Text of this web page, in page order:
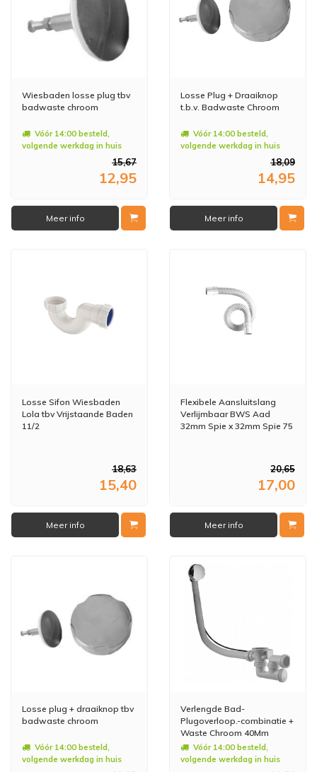
Wiesbaden losse plug tbv
badwaste chroom
Vóór 14:00 besteld,
volgende werkdag in huis
15,67
12,95
Meer info
Losse Plug + Draaiknop
t.b.v. Badwaste Chroom
Vóór 14:00 besteld,
volgende werkdag in huis
18,09
14,95
Meer info
Losse Sifon Wiesbaden
Lola tbv Vrijstaande Baden
11/2
18,63
15,40
Meer info
Flexibele Aansluitslang
Verlijmbaar BWS Aad
32mm Spie x 32mm Spie 75
20,65
17,00
Meer info
Losse plug + draaiknop tbv
badwaste chroom
Vóór 14:00 besteld,
volgende werkdag in huis
Verlengde Bad-
Plugoverloop.-combinatie +
Waste Chroom 40Mm
Vóór 14:00 besteld,
volgende werkdag in huis